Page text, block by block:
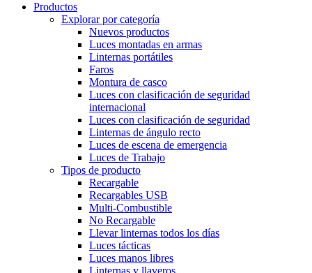
Productos
Explorar por categoría
Nuevos productos
Luces montadas en armas
Linternas portátiles
Faros
Montura de casco
Luces con clasificación de seguridad
internacional
Luces con clasificación de seguridad
Linternas de ángulo recto
Luces de escena de emergencia
Luces de Trabajo
Tipos de producto
Recargable
Recargables USB
Multi-Combustible
No Recargable
Llevar linternas todos los días
Luces tácticas
Luces manos libres
Linternas y llaveros